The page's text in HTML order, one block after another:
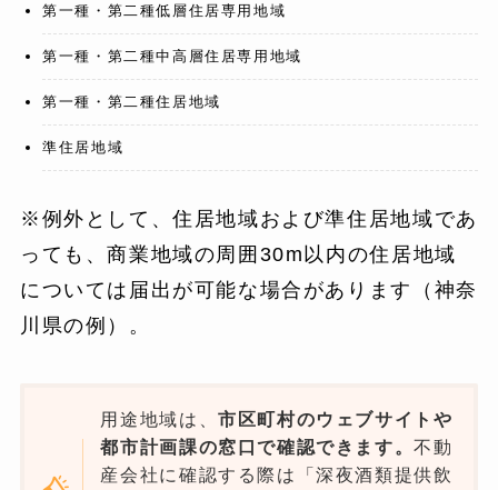
第一種・第二種低層住居専用地域
第一種・第二種中高層住居専用地域
第一種・第二種住居地域
準住居地域
※例外として、住居地域および準住居地域であ
っても、商業地域の周囲30m以内の住居地域
については届出が可能な場合があります（神奈
川県の例）。
用途地域は、市区町村のウェブサイトや
都市計画課の窓口で確認できます。不動
産会社に確認する際は「深夜酒類提供飲